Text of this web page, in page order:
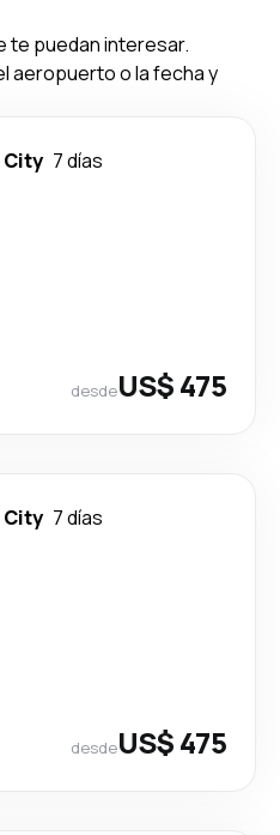
te puedan interesar.
aeropuerto o la fecha y
City 7 días
desdeUS$ 475
City 7 días
desdeUS$ 475